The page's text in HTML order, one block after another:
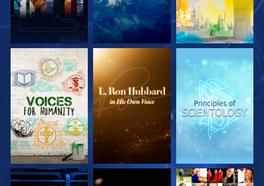
UTFORSKA
SERIEN
UTFORSKA
SERIEN
UTFORSKA
SERIEN